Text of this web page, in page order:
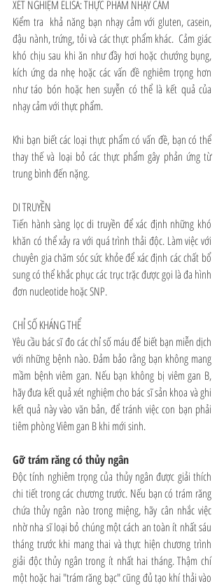
XÉT NGHIỆM ELISA: THỰC PHẨM NHẠY CẢM
Kiểm tra  khả năng bạn nhạy cảm với gluten, casein,
đậu nành, trứng, tỏi và các thực phẩm khác.  Cảm giác
khó chịu sau khi ăn như đầy hơi hoặc chướng bụng,
kích ứng da nhẹ hoặc các vấn đề nghiêm trọng hơn
như táo bón hoặc hen suyễn có thể là kết quả của
nhạy cảm với thực phẩm.
Khi bạn biết các loại thực phẩm có vấn đề, bạn có thể
thay thế và loại bỏ các thực phẩm gây phản ứng từ
trung bình đến nặng.
DI TRUYỀN
Tiến hành sàng lọc di truyền để xác định những khó
khăn có thể xảy ra với quá trình thải độc. Làm việc với
chuyên gia chăm sóc sức khỏe để xác định các chất bổ
sung có thể khắc phục các trục trặc được gọi là đa hình
đơn nucleotide hoặc SNP.
CHỈ SỐ KHÁNG THỂ
Yêu cầu bác sĩ đo các chỉ số máu để biết bạn miễn dịch
với những bệnh nào. Đảm bảo rằng bạn không mang
mầm bệnh viêm gan. Nếu bạn không bị viêm gan B,
hãy đưa kết quả xét nghiệm cho bác sĩ sản khoa và ghi
kết quả này vào văn bản, để tránh việc con bạn phải
tiêm phòng Viêm gan B khi mới sinh.
Gỡ trám răng có thủy ngân
Độc tính nghiêm trọng của thủy ngân được giải thích
chi tiết trong các chương trước. Nếu bạn có trám răng
chứa thủy ngân nào trong miệng, hãy cân nhắc việc
nhờ nha sĩ loại bỏ chúng một cách an toàn ít nhất sáu
tháng trước khi mang thai và thực hiện chương trình
giải độc thủy ngân trong ít nhất hai tháng. Thậm chí
một hoặc hai "trám răng bạc" cũng đủ tạo khí thải vào